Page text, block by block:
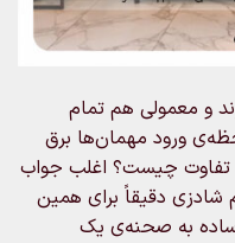
و معمولی هم تمام
ورود مهمان‌ها برق
تفاوت چیست؟ اغلب جواب
شادزی دقیقاً برای همین
ساده به صحنه‌ی یک